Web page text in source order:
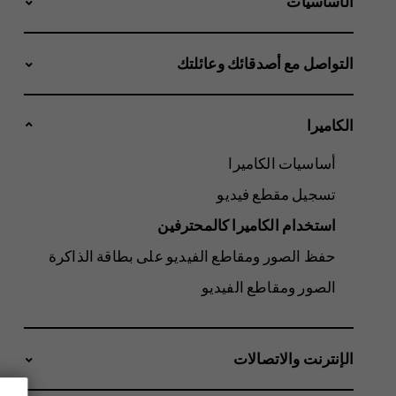
التواصل مع أصدقائك وعائلتك
الكاميرا
أساسيات الكاميرا
تسجيل مقطع فيديو
استخدام الكاميرا كالمحترفين
حفظ الصور ومقاطع الفيديو على بطاقة الذاكرة
الصور ومقاطع الفيديو
الإنترنت والاتصالات